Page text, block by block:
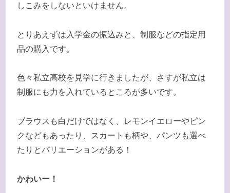
しこみをしないといけません。
とりあえずは入学金の振込みと、制服などの指定用
品の購入です。
色々私立高校を見学に行きましたが、さすが私立は
制服にも力を入れているところが多いです。
ブラウスも白だけではなく、レモンイエローやピン
クなどもあったり、スカートも柄や、パンツも選べ
たりとバリエーションがある！
かわいー！